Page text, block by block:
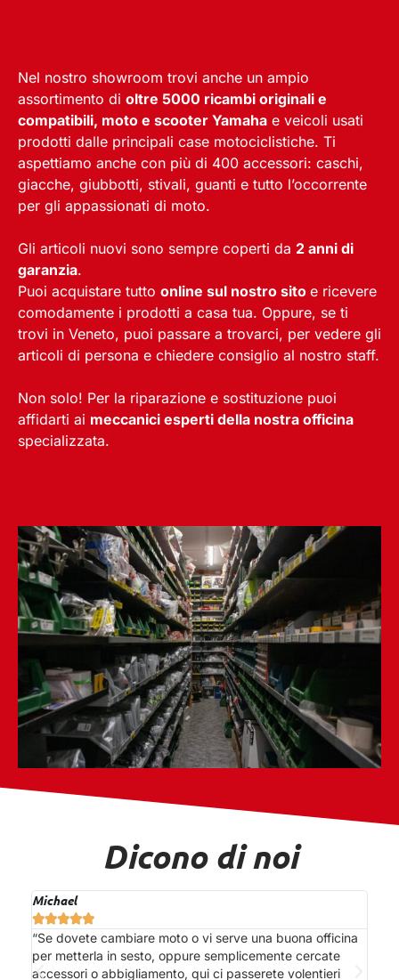
Nel nostro showroom trovi anche un ampio
assortimento di oltre 5000 ricambi originali e
compatibili, moto e scooter Yamaha e veicoli usati
prodotti dalle principali case motociclistiche. Ti
aspettiamo anche con più di 400 accessori: caschi,
giacche, giubbotti, stivali, guanti e tutto l’occorrente
per gli appassionati di moto.
Gli articoli nuovi sono sempre coperti da 2 anni di
garanzia.
Puoi acquistare tutto online sul nostro sito e ricevere
comodamente i prodotti a casa tua. Oppure, se ti
trovi in Veneto, puoi passare a trovarci, per vedere gli
articoli di persona e chiedere consiglio al nostro staff.
Non solo! Per la riparazione e sostituzione puoi
affidarti ai meccanici esperti della nostra officina
specializzata.
Dicono di noi
Michael

“Se dovete cambiare moto o vi serve una buona officina
per metterla in sesto, oppure semplicemente cercate
accessori o abbigliamento, qui ci passerete volentieri